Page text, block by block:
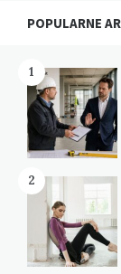
POPULARNE
1
2